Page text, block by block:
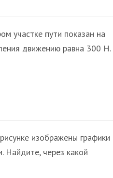
участке пути показан на
движению равна 300 Н.
изображены графики
Найдите, через какой